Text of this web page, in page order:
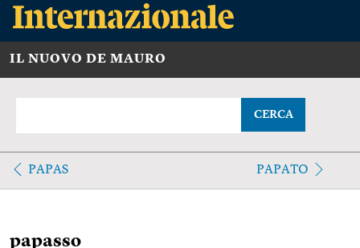
IL NUOVO DE MAURO
CERCA
PAPAS PAPATO
papasso